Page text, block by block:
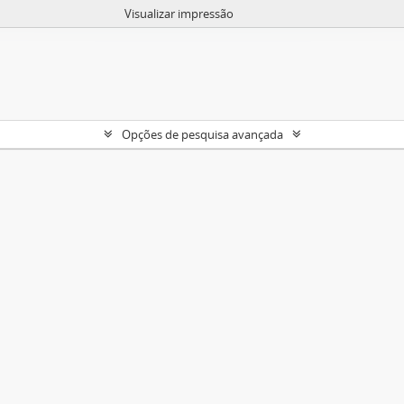
Visualizar impressão
Opções de pesquisa avançada